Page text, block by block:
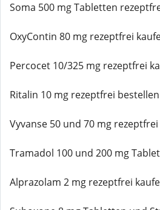
Soma 500 mg Tabletten
OxyContin 80 mg rezeptfrei
Percocet 10/325 mg rezeptfrei
Ritalin 10 mg rezeptfrei bestellen
Vyvanse 50 und 70 mg
Tramadol 100 und 200 mg
Alprazolam 2 mg rezeptfrei